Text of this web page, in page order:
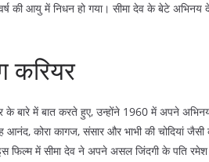
की आयु में निधन हो गया। सीमा देव के बेटे अभिनय
करियर
के बारे में बात करते हुए, उन्होंने 1960 में अपने
कोरा कागज, संसार और भाभी की चोदियां
फिल्म में सीमा देव ने अपने असल जिंदगी के पति